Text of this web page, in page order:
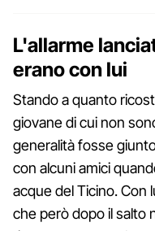
L'allarme
erano con lui
Stando a quanto
giovane di cui non
generalità fosse
con alcuni amici
acque del Ticino. Con
che però dopo il salto